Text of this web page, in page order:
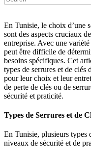
En Tunisie, le choix d’une
sont des aspects cruciaux
entreprise. Avec une
peut être difficile de
besoins spécifiques. Cet
types de serrures et de
pour leur choix et leur
de perte de clés ou de
sécurité et praticité.
Types de Serrures et de
En Tunisie, plusieurs types
niveaux de sécurité et de